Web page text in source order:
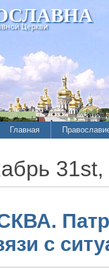
Церкви
Главная
31st,
с